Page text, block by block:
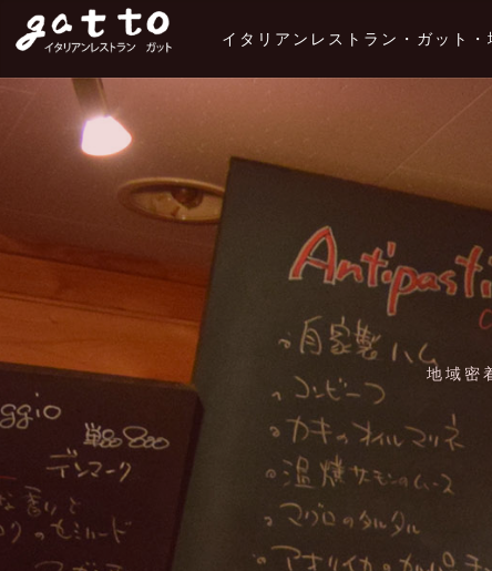
イタリアンレストラン・ガット
地域密